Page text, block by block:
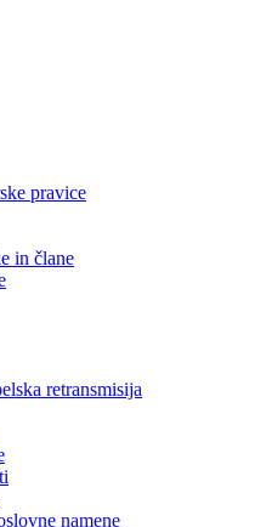
pravice
in člane
retransmisija
namene